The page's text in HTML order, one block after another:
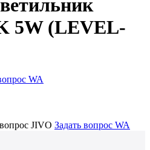
5W (LEVEL-
WA
JIVO Задать вопрос WA